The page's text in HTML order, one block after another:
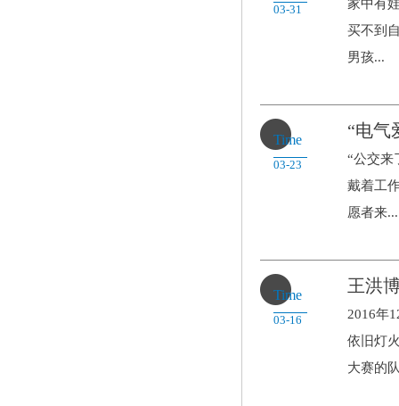
03-31
家中有
买不到
男孩...
Time
03-23
“电气
“公交来
戴着工
愿者来...
Time
03-16
王洪
2016年
依旧灯
大赛的